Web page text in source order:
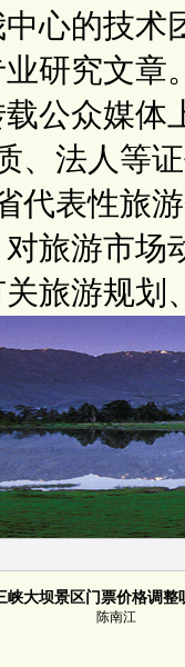
心的技术
研究文章
公众媒体
、法人等
代表性旅
旅游市场
旅游规划
峡大坝景区门票价格调整
陈南江